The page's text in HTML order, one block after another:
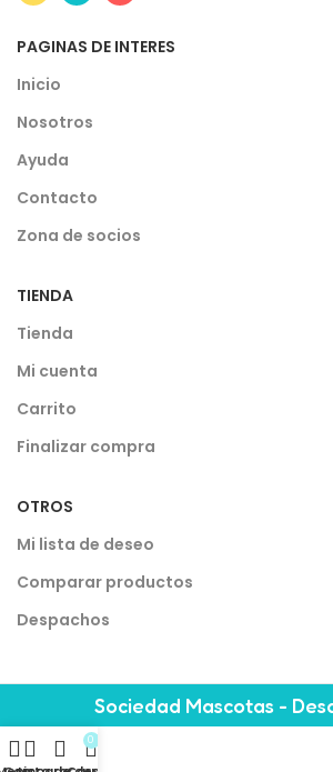
PAGINAS DE INTERES
Inicio
Nosotros
Ayuda
Contacto
Zona de socios
TIENDA
Tienda
Mi cuenta
Carrito
Finalizar compra
OTROS
Mi lista de deseo
Comparar productos
Despachos
Sociedad Mascotas -
0